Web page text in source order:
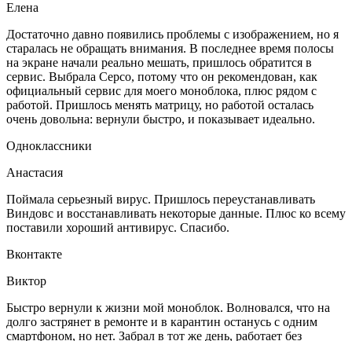
Елена
Достаточно давно появились проблемы с изображением, но я
старалась не обращать внимания. В последнее время полосы
на экране начали реально мешать, пришлось обратится в
сервис. Выбрала Серсо, потому что он рекомендован, как
официальный сервис для моего моноблока, плюс рядом с
работой. Пришлось менять матрицу, но работой осталась
очень довольна: вернули быстро, и показывает идеально.
Одноклассники
Анастасия
Поймала серьезный вирус. Пришлось переустанавливать
Виндовс и восстанавливать некоторые данные. Плюс ко всему
поставили хороший антивирус. Спасибо.
Вконтакте
Виктор
Быстро вернули к жизни мой моноблок. Волновался, что на
долго застрянет в ремонте и в карантин останусь с одним
смартфоном, но нет. Забрал в тот же день, работает без